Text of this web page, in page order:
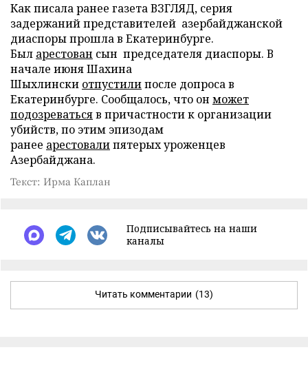
Как писала ранее газета ВЗГЛЯД, серия
задержаний представителей азербайджанской
диаспоры прошла в Екатеринбурге.
Был арестован сын председателя диаспоры. В
начале июня Шахина
Шыхлински отпустилипосле допроса в
Екатеринбурге. Сообщалось, что он может
подозреватьсяв причастности к организации
убийств, по этим эпизодам
ранее арестовалипятерых уроженцев
Азербайджана.
Текст: Ирма Каплан
Подписывайтесь на наши
каналы
Читать комментарии (13)